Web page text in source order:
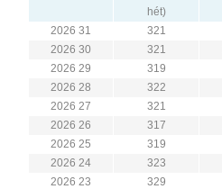
hét)
2026 31 321
2026 30
321
2026 29
319
2026 28
322
2026 27
321
2026 26
317
2026 25
319
2026 24
323
2026 23
329